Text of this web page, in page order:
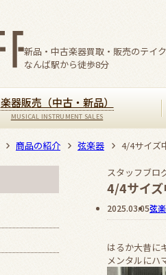
新品・中古楽器買取・販売のテイ
なんば駅から徒歩8分
楽器販売（中古・新品）
商品の紹介 弦楽器 4/4サイズ
スタッフブロ
4/4サイズ
2025.03.05弦
はるか大昔に
メンタルにハ